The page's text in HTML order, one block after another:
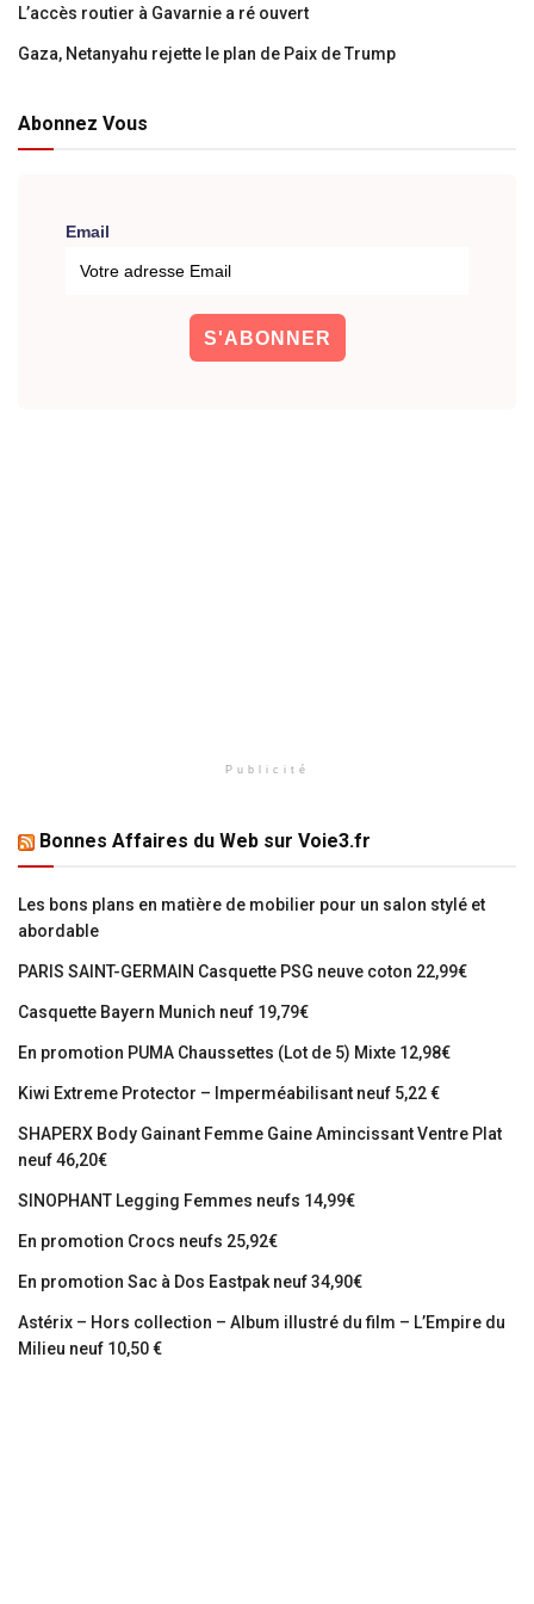
L’accès routier à Gavarnie a ré ouvert
Gaza, Netanyahu rejette le plan de Paix de Trump
Abonnez Vous
Email
Publicité
Bonnes Affaires du Web sur Voie3.fr
Les bons plans en matière de mobilier pour un salon stylé et
abordable
PARIS SAINT-GERMAIN Casquette PSG neuve coton 22,99€
Casquette Bayern Munich neuf 19,79€
En promotion PUMA Chaussettes (Lot de 5) Mixte 12,98€
Kiwi Extreme Protector – Imperméabilisant neuf 5,22 €
SHAPERX Body Gainant Femme Gaine Amincissant Ventre Plat
neuf 46,20€
SINOPHANT Legging Femmes neufs 14,99€
En promotion Crocs neufs 25,92€
En promotion Sac à Dos Eastpak neuf 34,90€
Astérix – Hors collection – Album illustré du film – L’Empire du
Milieu neuf 10,50 €